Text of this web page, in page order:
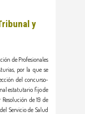
y
de Profesionales
por la que se
del concurso-
estatutario fijo de
de 19 de
Servicio de Salud